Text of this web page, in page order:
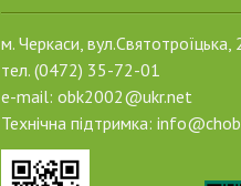
м. Черкаси, вул.Святотроїцька,
тел. (0472) 35-72-01
e-mail: obk2002@ukr.net
Технічна підтримка: